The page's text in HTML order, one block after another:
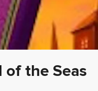
of the Seas